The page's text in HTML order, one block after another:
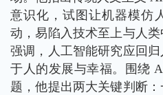
意识化，试图让机器模仿
动，易陷入技术至上与人
强调，人工智能研究应回
于人的发展与幸福。围绕
题，他提出两大关键判断